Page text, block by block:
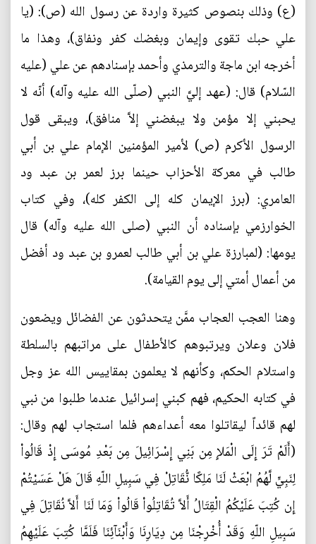
(ع) وذلك بنصوص كثيرة واردة عن رسول الله (ص): (يا
علي حبك تقوى وإيمان وبغضك كفر ونفاق)، وهذا ما
أخرجه ابن ماجة والترمذي وأحمد بإسنادهم عن علي (عليه
السّلام) قال: (عهد إليَّ النبي (صلّى الله عليه وآله) أنّه لا
يحبني إلا مؤمن ولا يبغضني إلاَّ منافق)، ويبقى قول
الرسول الأكرم (ص) لأمير المؤمنين الإمام علي بن أبي
طالب في معركة الأحزاب حينما برز لعمر بن عبد ود
العامري: (برز الإيمان كله إلى الكفر كله)، وفي كتاب
الخوارزمي بإسناده أن النبي (صلى الله عليه وآله) قال
يومها: (لمبارزة علي بن أبي طالب لعمرو بن عبد ود أفضل
من أعمال أمتي إلى يوم القيامة).
وهنا العجب العجاب ممَّن يتحدثون عن الفضائل ويضعون
فلان وعلان ويرتبوهم كالأطفال على مراتبهم بالسلطة
واستلام الحكم، وكأنهم لا يعلمون بمقاييس الله عز وجل
في كتابه الحكيم، فهم كبني إسرائيل عندما طلبوا من نبي
لهم قائداً ليقاتلوا معه أعداءهم فلما استجاب لهم وقال:
(أَلَمْ تَرَ إِلَى الْمَلإِ مِن بَنِي إِسْرَائِيلَ مِن بَعْدِ مُوسَى إِذْ قَالُواْ
لِنَبِيٍّ لَّهُمُ ابْعَثْ لَنَا مَلِكًا نُّقَاتِلْ فِي سَبِيلِ اللّهِ قَالَ هَلْ عَسَيْتُمْ
إِن كُتِبَ عَلَيْكُمُ الْقِتَالُ أَلاَّ تُقَاتِلُواْ قَالُواْ وَمَا لَنَا أَلاَّ نُقَاتِلَ فِي
سَبِيلِ اللّهِ وَقَدْ أُخْرِجْنَا مِن دِيَارِنَا وَأَبْنَآئِنَا فَلَمَّا كُتِبَ عَلَيْهِمُ